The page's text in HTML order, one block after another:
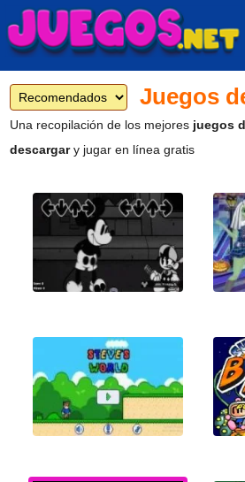
Una recopilación de los mejores juegos
descargary jugar en línea gratis